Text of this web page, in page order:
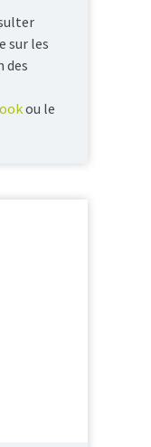
sur les
des
ou le